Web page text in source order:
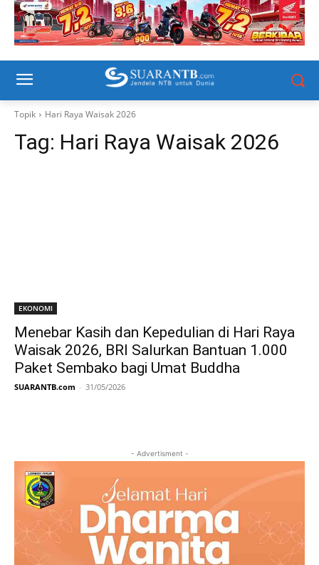
Topik Hari Raya Waisak 2026
Tag: Hari Raya Waisak 2026
EKONOMI
Menebar Kasih dan Kepedulian di Hari Raya
Waisak 2026, BRI Salurkan Bantuan 1.000
Paket Sembako bagi Umat Buddha
SUARANTB.com - 31/05/2026
- Advertisment -